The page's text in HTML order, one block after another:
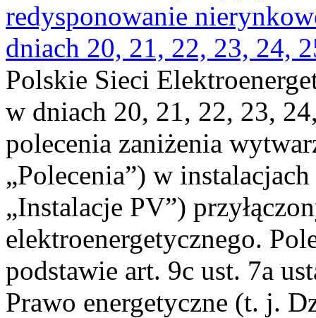
redysponowanie
dniach 20, 21, 22, 23, 24,
Polskie Sieci
w dniach 20, 21, 22, 23,
polecenia zaniżenia
„Polecenia”) w
„Instalacje PV”)
elektroenergetycznego.
podstawie art. 9c ust. 7a
Prawo energetyczne (t. j.